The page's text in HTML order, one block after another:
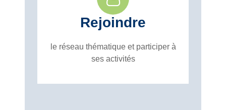
Rejoindre
le réseau thématique et participer à
ses activités